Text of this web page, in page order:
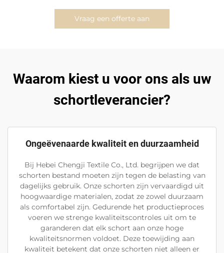
Vraag een offerte aan
Waarom kiest u voor ons als uw
schortleverancier?
Ongeëvenaarde kwaliteit en duurzaamheid
Bij Hebei Chengji Textile Co., Ltd. begrijpen we dat
schorten bestand moeten zijn tegen de belasting van
dagelijks gebruik. Onze schorten zijn vervaardigd uit
hoogwaardige materialen, zodat ze zowel duurzaam
als comfortabel zijn. Gedurende het productieproces
voeren we strenge kwaliteitscontroles uit om te
garanderen dat elk schort aan onze hoge
kwaliteitsnormen voldoet. Deze toewijding aan
kwaliteit betekent dat onze schorten niet alleen er